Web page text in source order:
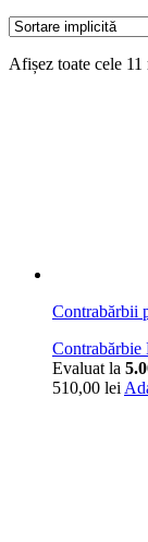
Afișez toate cele 11
Contrabărbii
Contrabărbie
Evaluat la
510,00 lei